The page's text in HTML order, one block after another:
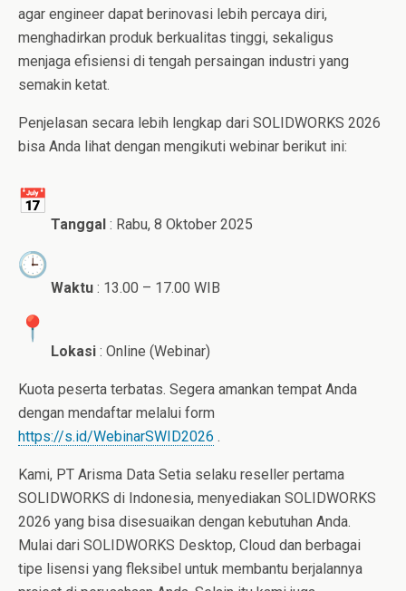
agar engineer dapat berinovasi lebih percaya diri,
menghadirkan produk berkualitas tinggi, sekaligus
menjaga efisiensi di tengah persaingan industri yang
semakin ketat.
Penjelasan secara lebih lengkap dari SOLIDWORKS 2026
bisa Anda lihat dengan mengikuti webinar berikut ini:
Tanggal : Rabu, 8 Oktober 2025
Waktu : 13.00 – 17.00 WIB
Lokasi : Online (Webinar)
Kuota peserta terbatas. Segera amankan tempat Anda
dengan mendaftar melalui form
https://s.id/WebinarSWID2026 .
Kami, PT Arisma Data Setia selaku reseller pertama
SOLIDWORKS di Indonesia, menyediakan SOLIDWORKS
2026 yang bisa disesuaikan dengan kebutuhan Anda.
Mulai dari SOLIDWORKS Desktop, Cloud dan berbagai
tipe lisensi yang fleksibel untuk membantu berjalannya